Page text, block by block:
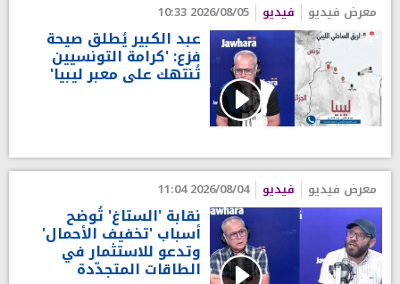
معرض فيديو فيديو 2026/08/05 10:33
عبد الكبير يُطلق صيحة
فزع: 'كرامة التونسيين
تُنتهك على معبر ليبيا'
معرض فيديو فيديو 2026/08/04 11:04
نقابة 'الستاغ' تُوضح
أسباب 'تخفيف الأحمال'
وتدعو للاستثمار في
الطاقات المتجدّدة